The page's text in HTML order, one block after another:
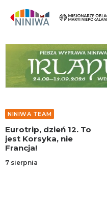
WYDARZENIA
O NAS
OCM
FESTIWAL ŻYCIA
NINIWA TEAM
Eurotrip, dzień 12. To
jest Korsyka, nie
Francja!
7 sierpnia